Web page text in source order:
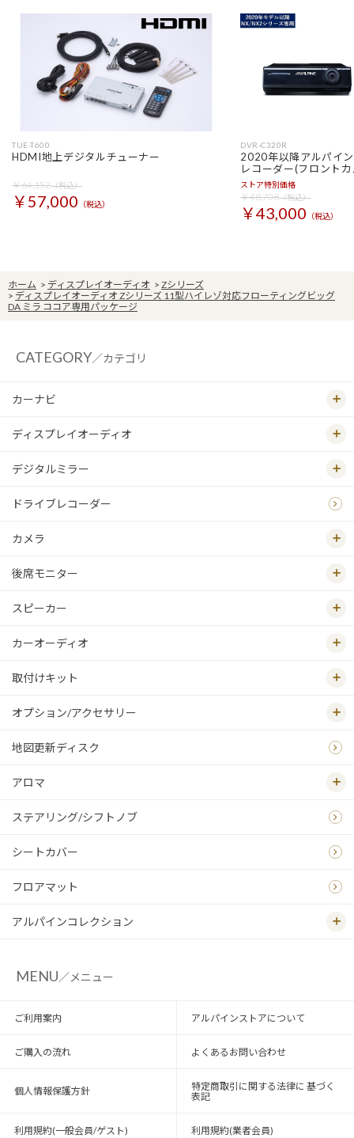
TUE-T600
HDMI地上デジタルチューナー
￥64,152（税込）
￥57,000 （税込）
DVR-C320R
2020年以降アルパイ
レコーダー(フロント
ストア特別価格
￥48,708（税込）
￥43,000 （税込）
ホーム > ディスプレイオーディオ > Zシリーズ
> ディスプレイオーディオ Zシリーズ 11型ハイレゾ対応フローティングビッグ
DA ミラ ココア専用パッケージ
CATEGORY／カテゴリ
カーナビ
ディスプレイオーディオ
デジタルミラー
ドライブレコーダー
カメラ
後席モニター
スピーカー
カーオーディオ
取付けキット
オプション/アクセサリー
地図更新ディスク
アロマ
ステアリング/シフトノブ
シートカバー
フロアマット
アルパインコレクション
MENU／メニュー
ご利用案内 アルパインストアについて
ご購入の流れ よくあるお問い合わせ
個人情報保護方針
特定商取引に関する法律に 基づく
表記
利用規約(一般会員/ゲスト) 利用規約(業者会員)